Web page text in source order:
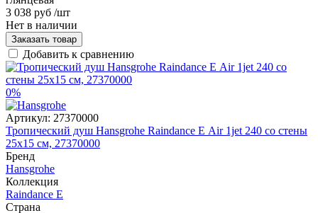
3 038 руб /шт
Нет в наличии
Заказать товар
Добавить к сравнению
0%
Артикул: 27370000
Тропический душ Hansgrohe Raindance Е Air 1jet 240 со стены
25x15 см, 27370000
Бренд
Hansgrohe
Коллекция
Raindance E
Страна